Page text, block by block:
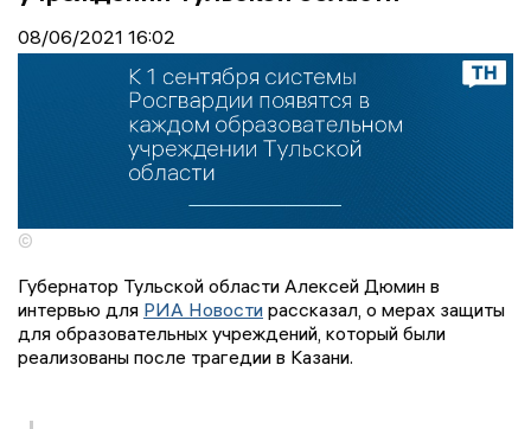
08/06/2021 16:02
©
Губернатор Тульской области Алексей Дюмин в
интервью для РИА Новости рассказал, о мерах защиты
для образовательных учреждений, который были
реализованы после трагедии в Казани.